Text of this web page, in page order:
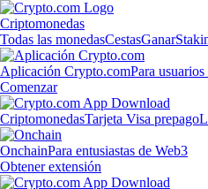
Criptomonedas
Todas las monedasCestasGanar
Aplicación Crypto.comPara
Comenzar
CriptomonedasTarjeta Visa prepago
OnchainPara entusiastas de Web3
Obtener extensión